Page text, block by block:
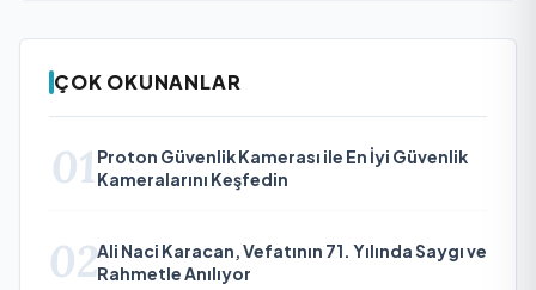
ÇOK OKUNANLAR
01 Proton Güvenlik Kamerası ile En İyi Güvenlik
Kameralarını Keşfedin
02Ali Naci Karacan, Vefatının 71. Yılında Saygı ve
Rahmetle Anılıyor